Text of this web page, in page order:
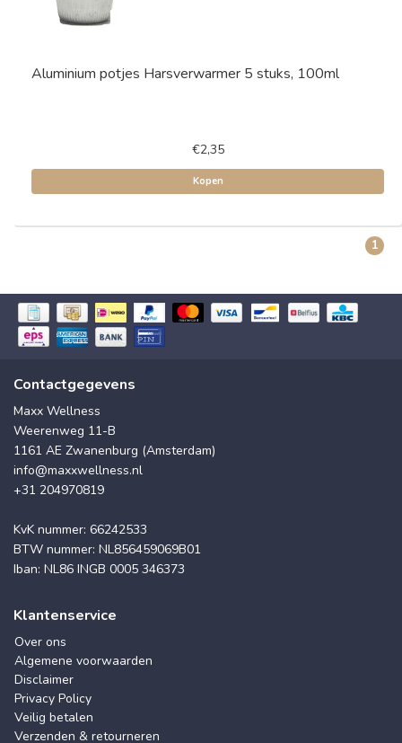
Aluminium potjes Harsverwarmer 5 stuks, 100ml
€2,35
Kopen
1
Contactgegevens
Maxx Wellness
Weerenweg 11-B
1161 AE Zwanenburg (Amsterdam)
info@maxxwellness.nl
+31 204970819
KvK nummer: 66242533
BTW nummer: NL856459069B01
Iban: NL86 INGB 0005 346373
Klantenservice
Over ons
Algemene voorwaarden
Disclaimer
Privacy Policy
Veilig betalen
Verzenden & retourneren